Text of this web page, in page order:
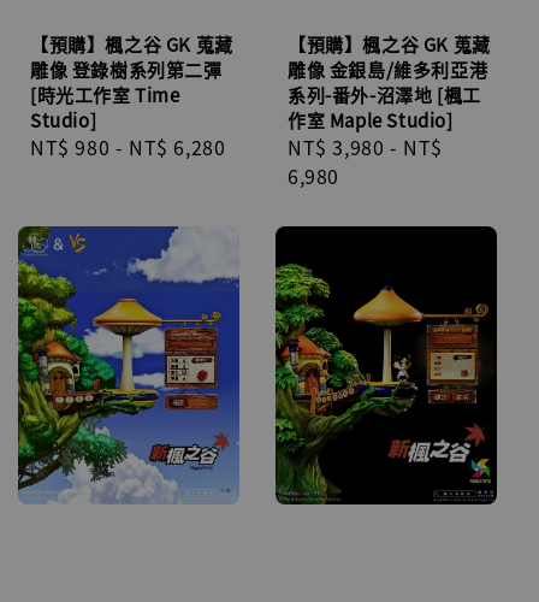
【預購】楓之谷 GK 蒐藏
雕像 登錄樹系列第二彈
[時光工作室 Time
Studio]
Regular
NT$ 980 - NT$ 6,280
【預購】楓之谷 GK 蒐藏
雕像 金銀島/維多利亞港
系列-番外-沼澤地 [楓工
作室 Maple Studio]
Regular
price
NT$ 3,980 - NT$
6,980